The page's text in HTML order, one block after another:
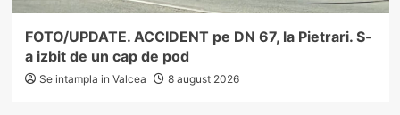
FOTO/UPDATE. ACCIDENT pe DN 67, la Pietrari. S-
a izbit de un cap de pod
Se intampla in Valcea 8 august 2026